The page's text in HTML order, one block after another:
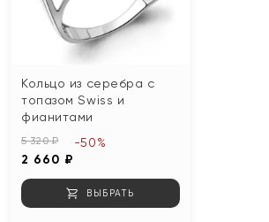
Кольцо из серебра с
топазом Swiss и
фианитами
5 320 ₽
2 660 ₽
-50%
ВЫБРАТЬ